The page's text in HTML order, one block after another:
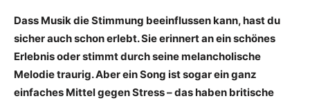
Dass Musik die Stimmung beeinflussen kann, hast du
sicher auch schon erlebt. Sie erinnert an ein schönes
Erlebnis oder stimmt durch seine melancholische
Melodie traurig. Aber ein Song ist sogar ein ganz
einfaches Mittel gegen Stress – das haben britische